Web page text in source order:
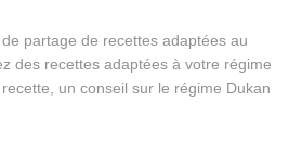
partage de recettes adaptées au
des recettes adaptées à votre régime
un conseil sur le régime Dukan